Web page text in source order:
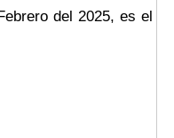
del 2025, es el